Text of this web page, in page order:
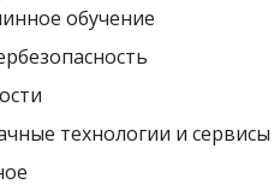
обучение
технологии и сервисы